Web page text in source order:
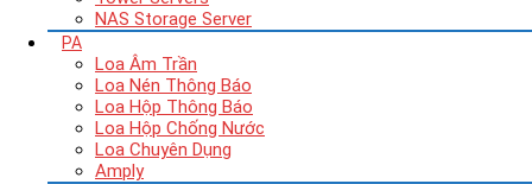
NAS Storage Server
PA
Loa Âm Trần
Loa Nén Thông Báo
Loa Hộp Thông Báo
Loa Hộp Chống Nước
Loa Chuyên Dụng
Amply